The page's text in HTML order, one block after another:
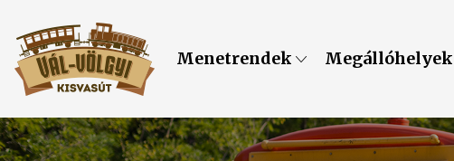
Menetrendek Megállóhelyek